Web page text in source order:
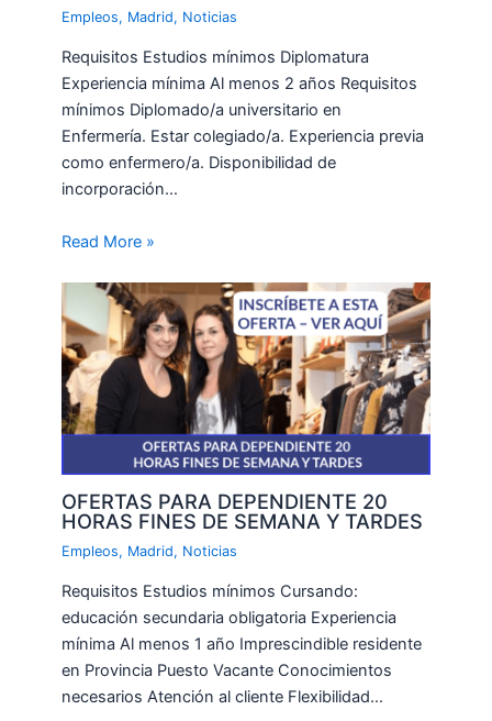
Empleos, Madrid, Noticias
Requisitos Estudios mínimos Diplomatura
Experiencia mínima Al menos 2 años Requisitos
mínimos Diplomado/a universitario en
Enfermería. Estar colegiado/a. Experiencia previa
como enfermero/a. Disponibilidad de
incorporación…
Read More »
OFERTAS PARA DEPENDIENTE 20
HORAS FINES DE SEMANA Y TARDES
Empleos, Madrid, Noticias
Requisitos Estudios mínimos Cursando:
educación secundaria obligatoria Experiencia
mínima Al menos 1 año Imprescindible residente
en Provincia Puesto Vacante Conocimientos
necesarios Atención al cliente Flexibilidad…